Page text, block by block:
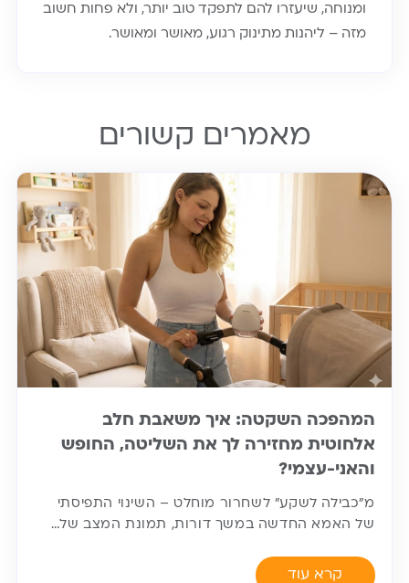
ומנוחה, שיעזרו להם לתפקד טוב יותר, ולא פחות חשוב
מזה – ליהנות מתינוק רגוע, מאושר ומאושר.
מאמרים קשורים
המהפכה השקטה: איך משאבת חלב
אלחוטית מחזירה לך את השליטה, החופש
והאני-עצמי?
מ”כבילה לשקע” לשחרור מוחלט – השינוי התפיסתי
של האמא החדשה במשך דורות, תמונת המצב של…
קרא עוד